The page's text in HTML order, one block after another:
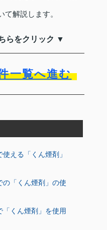
解説します。
らをクリック ▼
一覧へ進む
える「くん煙剤」
「くん煙剤」の使
くん煙剤」を使用